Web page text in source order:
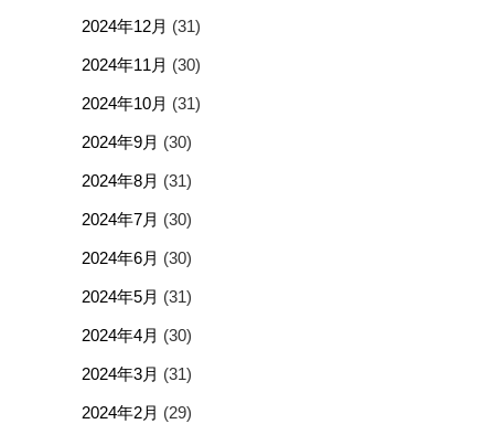
2024年12月 (31)
2024年11月 (30)
2024年10月 (31)
2024年9月 (30)
2024年8月 (31)
2024年7月 (30)
2024年6月 (30)
2024年5月 (31)
2024年4月 (30)
2024年3月 (31)
2024年2月 (29)